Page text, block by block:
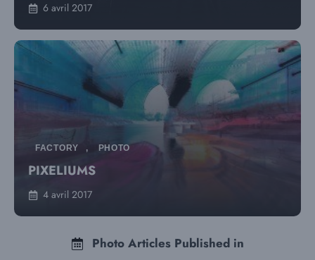
6 avril 2017
FACTORY , PHOTO
PIXELIUMS
4 avril 2017
Photo Articles Published in